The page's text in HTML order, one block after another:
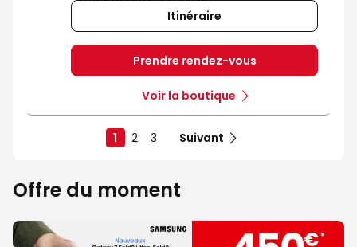
Itinéraire
Prendre rendez-vous
Voir la boutique
1 2 3 Suivant
Offre du moment